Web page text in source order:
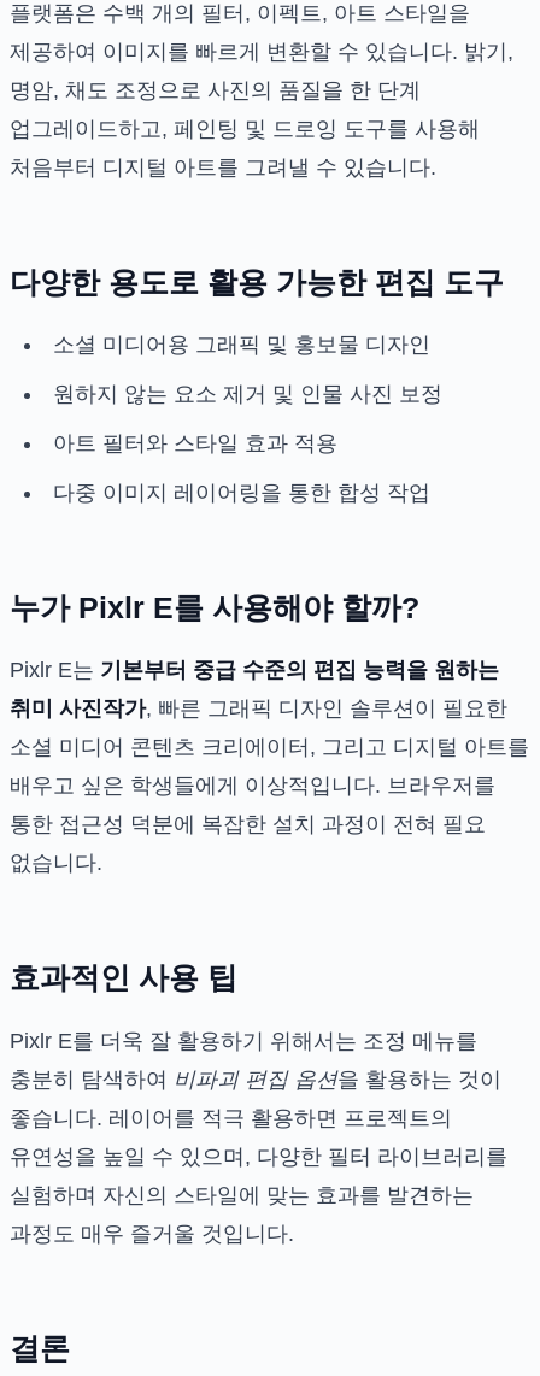
플랫폼은 수백 개의 필터, 이펙트, 아트 스타일을
제공하여 이미지를 빠르게 변환할 수 있습니다. 밝기,
명암, 채도 조정으로 사진의 품질을 한 단계
업그레이드하고, 페인팅 및 드로잉 도구를 사용해
처음부터 디지털 아트를 그려낼 수 있습니다.
다양한 용도로 활용 가능한 편집 도구
소셜 미디어용 그래픽 및 홍보물 디자인
원하지 않는 요소 제거 및 인물 사진 보정
아트 필터와 스타일 효과 적용
다중 이미지 레이어링을 통한 합성 작업
누가 Pixlr E를 사용해야 할까?
Pixlr E는 기본부터 중급 수준의 편집 능력을 원하는
취미 사진작가, 빠른 그래픽 디자인 솔루션이 필요한
소셜 미디어 콘텐츠 크리에이터, 그리고 디지털 아트를
배우고 싶은 학생들에게 이상적입니다. 브라우저를
통한 접근성 덕분에 복잡한 설치 과정이 전혀 필요
없습니다.
효과적인 사용 팁
Pixlr E를 더욱 잘 활용하기 위해서는 조정 메뉴를
충분히 탐색하여 비파괴 편집 옵션을 활용하는 것이
좋습니다. 레이어를 적극 활용하면 프로젝트의
유연성을 높일 수 있으며, 다양한 필터 라이브러리를
실험하며 자신의 스타일에 맞는 효과를 발견하는
과정도 매우 즐거울 것입니다.
결론